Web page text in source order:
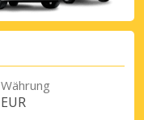
Währung
EUR